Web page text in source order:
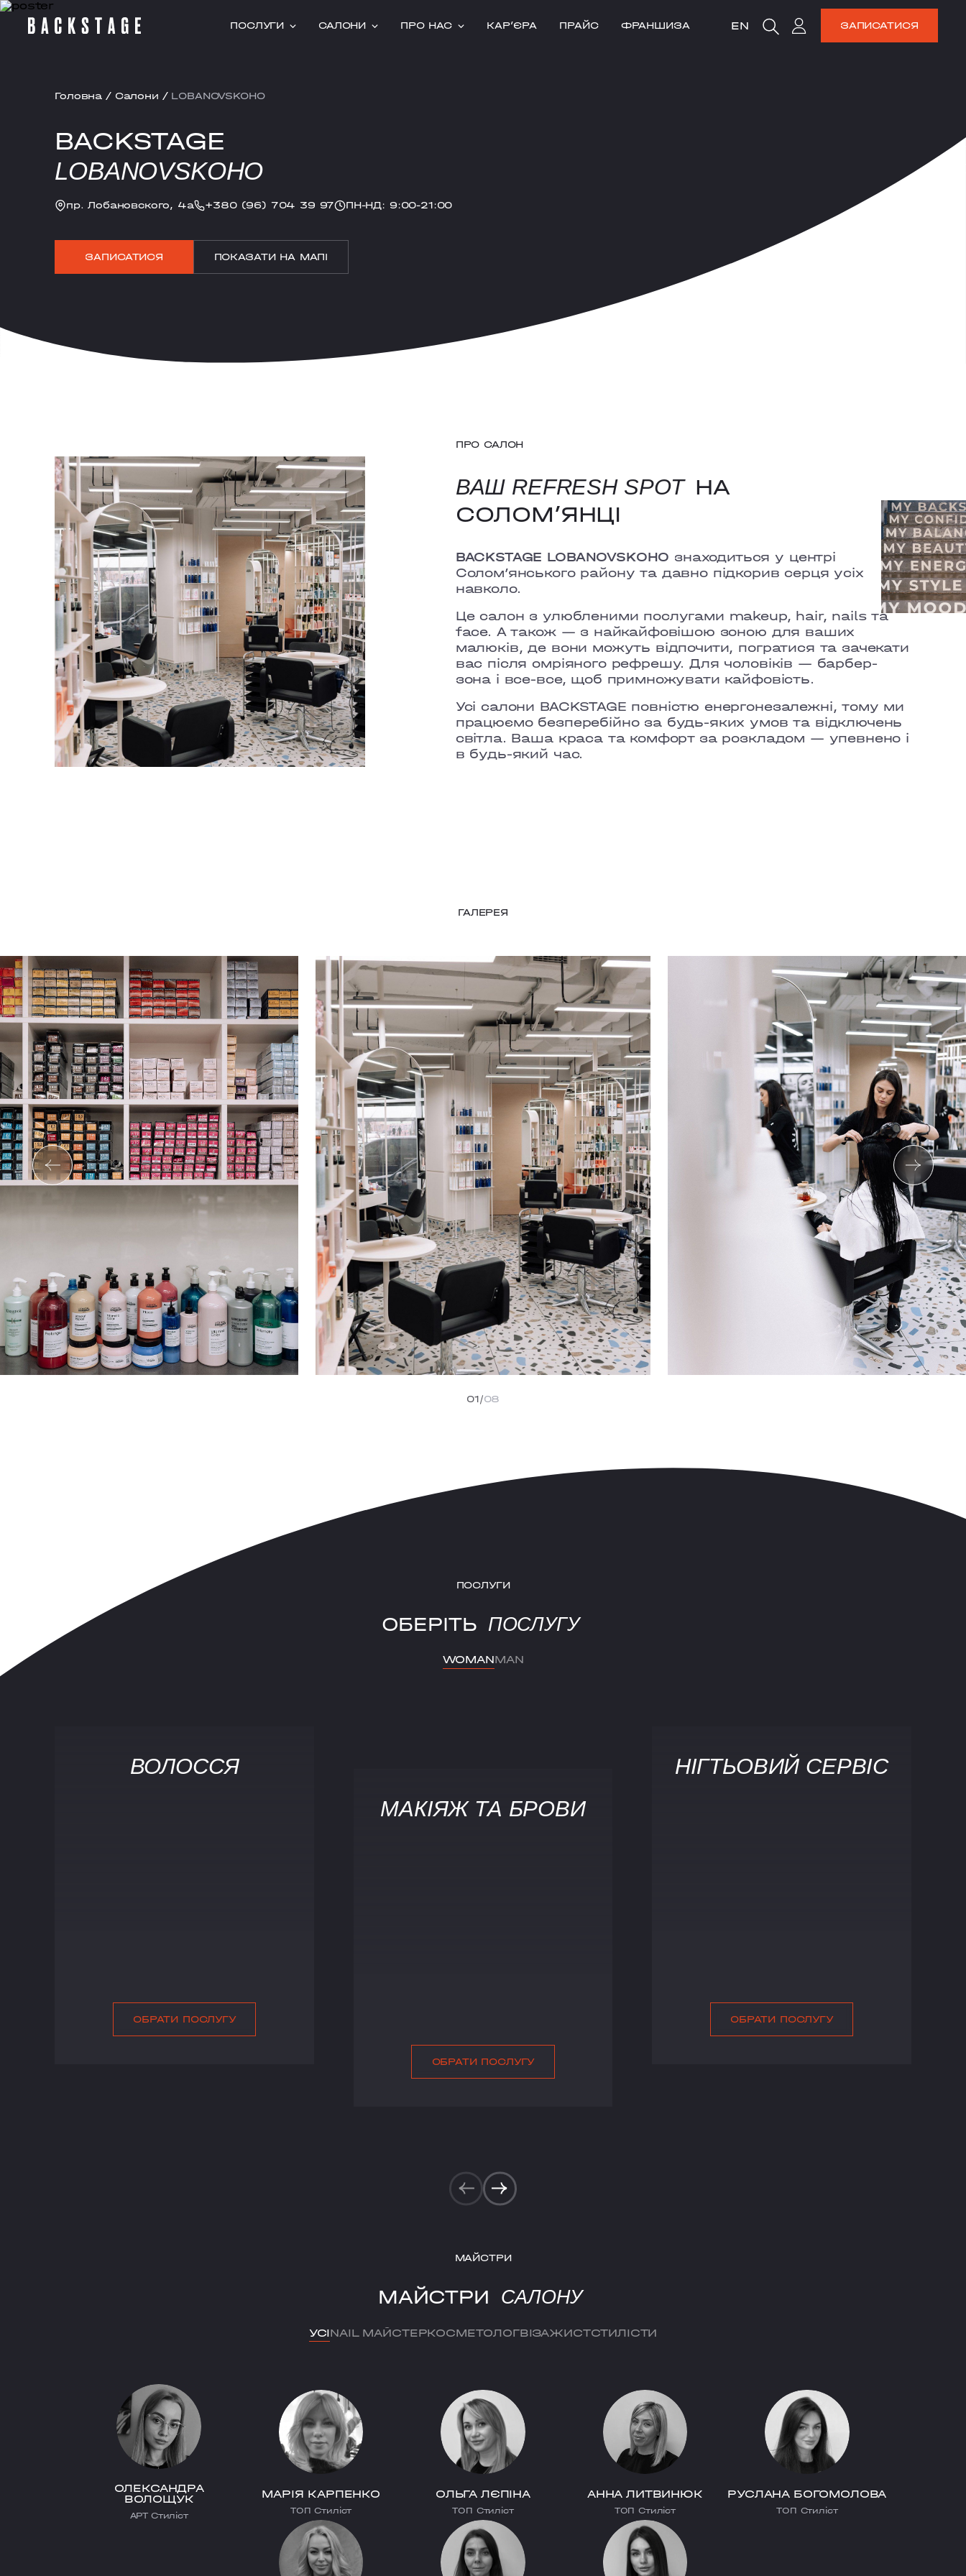
ПОСЛУГИ САЛОНИ ПРО НАС КАРʼЄРА ПРАЙС ФРАНШИЗА EN ЗАПИСАТИСЯ
Головна / Салони / LOBANOVSKOHO
BACKSTAGE
LOBANOVSKOHO
пр. Лобановского, 4а +380 (96) 704 39 97 ПН-НД: 9:00-21:00
ЗАПИСАТИСЯ ПОКАЗАТИ НА МАПІ
ПРО САЛОН
ВАШ REFRESH SPOT НА
СОЛОМ’ЯНЦІ
BACKSTAGE LOBANOVSKOHO знаходиться у центрі
Солом’янського району та давно підкорив серця усіх
навколо.
Це салон з улюбленими послугами makeup, hair, nails та
face. А також — з найкайфовішою зоною для ваших
малюків, де вони можуть відпочити, погратися та зачекати
вас після омріяного рефрешу. Для чоловіків — барбер-
зона і все-все, щоб примножувати кайфовість.
Усі салони BACKSTAGE повністю енергонезалежні, тому ми
працюємо безперебійно за будь-яких умов та відключень
світла. Ваша краса та комфорт за розкладом — упевнено і
в будь-який час.
ГАЛЕРЕЯ
01 08
ПОСЛУГИ
ОБЕРІТЬ ПОСЛУГУ
WOMANMAN
ВОЛОССЯ
ОБРАТИ ПОСЛУГУ
МАКІЯЖ ТА БРОВИ
ОБРАТИ ПОСЛУГУ
НІГТЬОВИЙ СЕРВІС
ОБРАТИ ПОСЛУГУ
МАЙСТРИ
МАЙСТРИ САЛОНУ
УСІNAIL МАЙСТЕРКОСМЕТОЛОГВІЗАЖИСТСТИЛІСТИ
ОЛЕКСАНДРА
ВОЛОЩУК
АРТ Стиліст
МАРІЯ КАРПЕНКО
ТОП Стиліст
ОЛЬГА ЛЄПІНА
ТОП Стиліст
АННА ЛИТВИНЮК
ТОП Стиліст
РУСЛАНА БОГОМОЛОВА
ТОП Стиліст